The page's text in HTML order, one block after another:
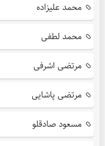
محمد علیزاده
محمد لطفی
مرتضی اشرفی
مرتضی پاشایی
مسعود صادقلو